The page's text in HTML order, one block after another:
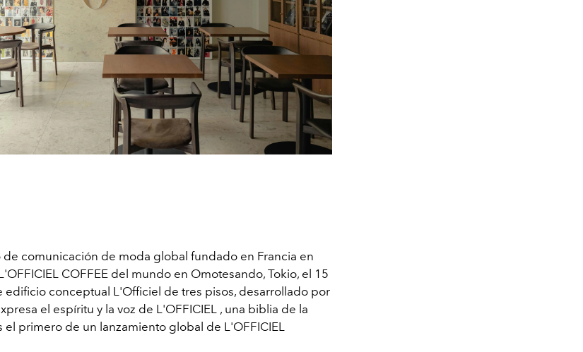
de comunicación de moda global fundado en Francia en
COFFEE del mundo en Omotesando, Tokio, el 15
edificio conceptual L'Officiel de tres pisos, desarrollado por
el espíritu y la voz de L'OFFICIEL , una biblia de la
el primero de un lanzamiento global de L'OFFICIEL